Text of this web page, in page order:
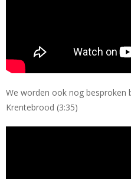
We worden ook nog besproken
Krentebrood (3:35)